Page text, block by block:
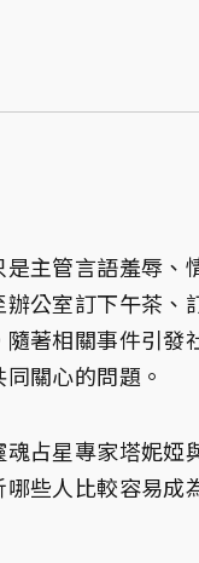
主管言語羞辱、
公室訂下午茶、
著相關事件引發
同關心的問題。
占星專家塔妮婭
些人比較容易成